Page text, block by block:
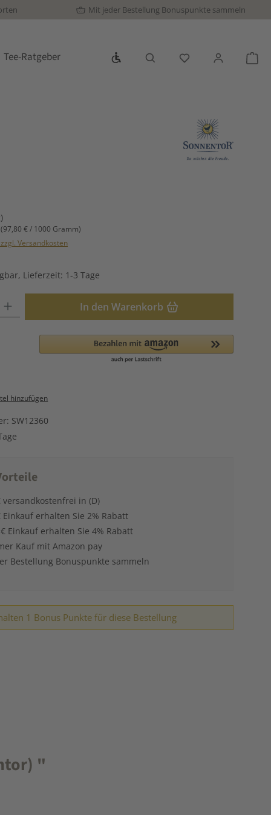
Mit jeder Bestellung Bonuspunkte sammeln
Tee-Ratgeber Werkzeugleiste anzeigen
Du hast 0
(97,80 € / 1000 Gramm)
Versandkosten
Lieferzeit: 1-3 Tage
Gib den gewünschten Wert ein oder benutze die Schaltflächen
In den Warenkorb
hinzufügen
SW12360
versandkostenfrei in (D)
Einkauf erhalten Sie 2% Rabatt
Einkauf erhalten Sie 4% Rabatt
Kauf mit Amazon pay
Bestellung Bonuspunkte sammeln
1 Bonus Punkte für diese Bestellung
"